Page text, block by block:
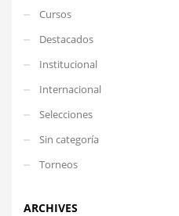
Cursos
Destacados
Institucional
Internacional
Selecciones
Sin categoría
Torneos
ARCHIVES